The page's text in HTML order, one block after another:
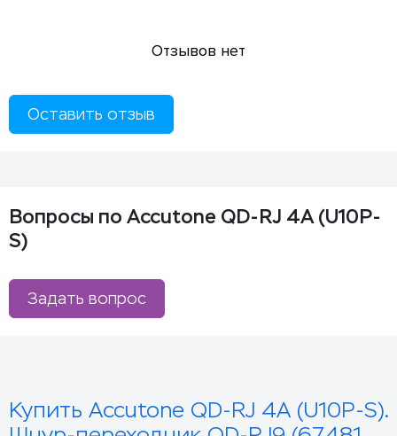
Отзывов нет
Оставить отзыв
Вопросы по Accutone QD-RJ 4A (U10P-
S)
Задать вопрос
Купить Accutone QD-RJ 4A (U10P-S).